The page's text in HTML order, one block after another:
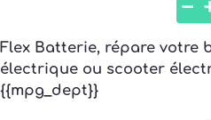
Flex Batterie, répare votre
électrique ou scooter
{{mpg_dept}}